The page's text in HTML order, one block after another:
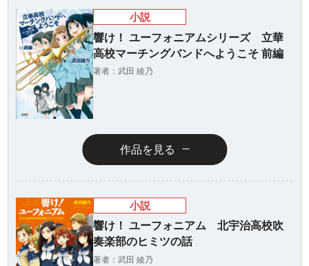
小説
響け！ ユーフォニアムシリーズ 立華
高校マーチングバンドへようこそ 前編
著者：武田 綾乃
作品を見る
小説
響け！ ユーフォニアム 北宇治高校吹
奏楽部のヒミツの話
著者：武田 綾乃